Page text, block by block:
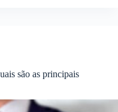
são as principais